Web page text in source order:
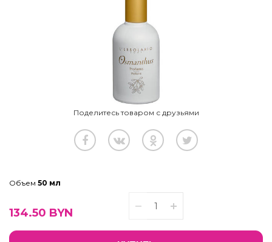
Поделитесь товаром с друзьями
Объем 50 мл
134.50 BYN